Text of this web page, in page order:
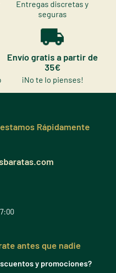
Entregas discretas y
seguras
Envío gratis a partir de
35€
¡No te lo pienses!
Rápidamente
antes que nadie
y promociones?